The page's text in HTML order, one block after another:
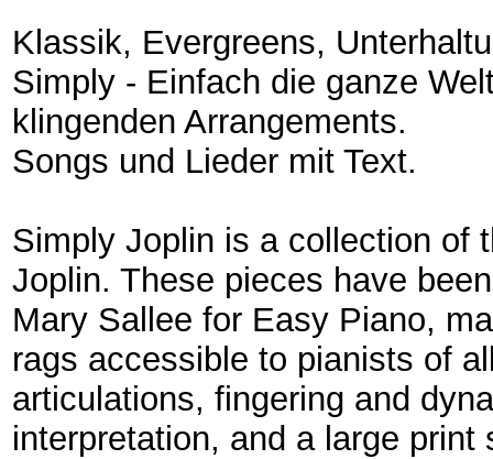
Klassik, Evergreens,
Simply - Einfach die ganze
klingenden Arrangements.
Songs und Lieder mit Text.
Simply Joplin is a collection of
Joplin. These pieces have
Mary Sallee for Easy Piano,
rags accessible to pianists of
articulations, fingering and
interpretation, and a large